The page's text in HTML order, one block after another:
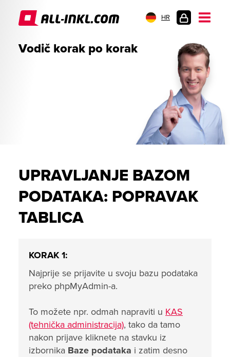
HR
Vodič korak po korak
UPRAVLJANJE BAZOM
PODATAKA: POPRAVAK
TABLICA
KORAK 1:
Najprije se prijavite u svoju bazu podataka
preko phpMyAdmin-a.
To možete npr. odmah napraviti u KAS
(tehnička administracija), tako da tamo
nakon prijave kliknete na stavku iz
izbornika Baze podataka i zatim desno